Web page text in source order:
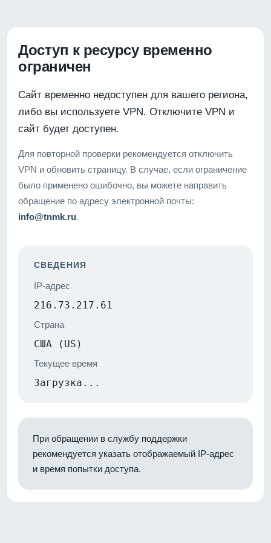
Доступ к ресурсу временно
ограничен
Сайт временно недоступен для вашего региона,
либо вы используете VPN. Отключите VPN и
сайт будет доступен.
Для повторной проверки рекомендуется отключить
VPN и обновить страницу. В случае, если ограничение
было применено ошибочно, вы можете направить
обращение по адресу электронной почты:
info@tnmk.ru.
СВЕДЕНИЯ
IP-адрес
216.73.217.61
Страна
США (US)
Текущее время
Загрузка...
При обращении в службу поддержки
рекомендуется указать отображаемый IP-адрес
и время попытки доступа.